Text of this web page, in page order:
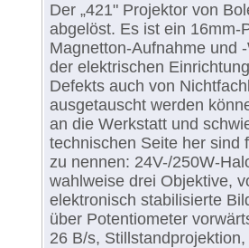
Der „421" Projektor von
abgelöst. Es ist ein 16mm-
Magnetton-Aufnahme und
der elektrischen
Defekts auch von
ausgetauscht werden
an die Werkstatt und
technischen Seite her sind
zu nennen: 24V-/250W-
wahlweise drei Objektive,
elektronisch stabilisierte
über Potentiometer
26 B/s,